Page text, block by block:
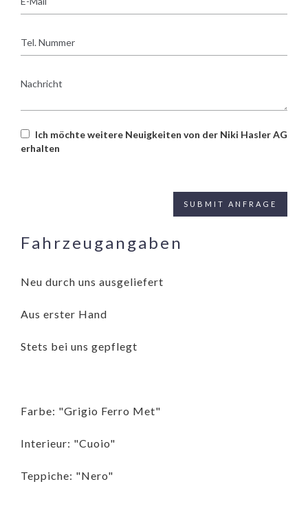
Mail
Nummer
Ich möchte weitere Neuigkeiten von der Niki Hasler AG
erhalten
Fahrzeugangaben
Neu durch uns ausgeliefert
Aus erster Hand
Stets bei uns gepflegt
Farbe: "Grigio Ferro Met"
Interieur: "Cuoio"
Teppiche: "Nero"